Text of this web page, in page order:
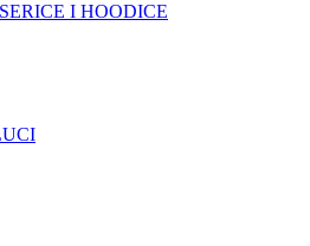
I HOODICE